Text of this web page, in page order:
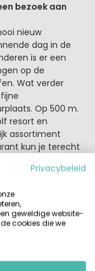
bezoek aan
nieuw
dag in de
is er een
op de
Wat verder
Op 500 m.
resort en
assortiment
kun je terecht
ruim en luxe, met
Op de
voor
verschillende
minigolfterrein en
Privacybeleid
geweldige website-
cookies die we